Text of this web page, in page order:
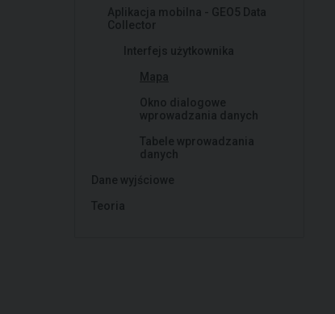
Aplikacja mobilna - GEO5 Data
Collector
Interfejs użytkownika
Mapa
Okno dialogowe
wprowadzania danych
Tabele wprowadzania
danych
Dane wyjściowe
Teoria